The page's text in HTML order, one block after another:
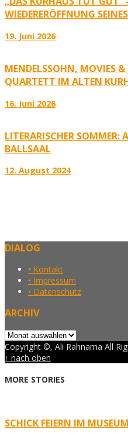
WIEDERERÖFFNUNG
19. Juni 2026
MENDELSSOHN, MOVIES &
QUARTETT IM ALTEN
16. Juni 2026
LITERARISCHER
BALLSAAL
12. August 2024
DIALOG
• Kontakt
• Impressum
• Datenschutz
ARCHIV
Archiv
Copyright ©, Ali Rahnama All
↑ nach oben
MORE STORIES
SCHICK FEIERN IM MUSEUM